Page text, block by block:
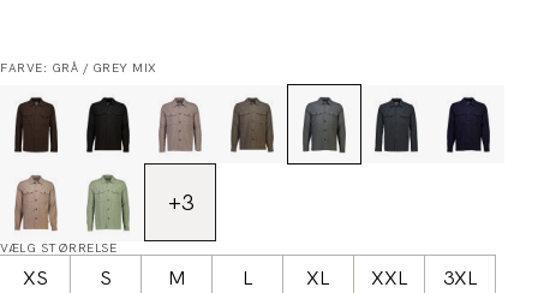
FARVE: GRÅ / GREY MIX
+3
VÆLG STØRRELSE
XS S M L XL XXL
3XL